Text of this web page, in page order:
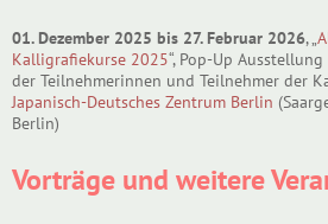
01. Dezember 2025 bis 27. Februar 2026, „
Kalligrafiekurse 2025“, Pop-Up
der Teilnehmerinnen und Teilnehmer der
Japanisch-Deutsches Zentrum Berlin
Berlin)
Vorträge und weitere